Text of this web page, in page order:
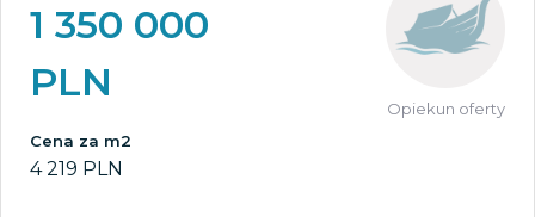
1 350 000
PLN
Cena za m2
4 219 PLN
Opiekun oferty